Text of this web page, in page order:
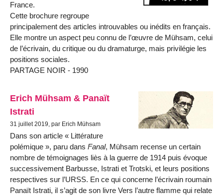
France.
Cette brochure regroupe
principalement des articles introuvables ou inédits en français.
Elle montre un aspect peu connu de l’œuvre de Mühsam, celui
de l’écrivain, du critique ou du dramaturge, mais privilégie les
positions sociales.
PARTAGE NOIR - 1990
Erich Mühsam & Panaït
Istrati
31 juillet 2019, par Erich Mühsam
Dans son article « Littérature
polémique », paru dans Fanal, Mühsam recense un certain
nombre de témoignages liès à la guerre de 1914 puis évoque
successivement Barbusse, Istrati et Trotski, et leurs positions
respectives sur l’URSS. En ce qui concerne l’écrivain roumain
Panaït Istrati, il s’agit de son livre Vers l’autre flamme qui relate